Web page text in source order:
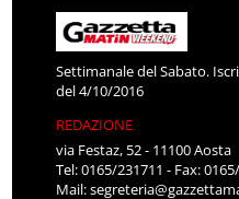
Settimanale del Sabato.
del 4/10/2016
REDAZIONE
via Festaz, 52 - 11100 Aosta
Tel: 0165/231711 - Fax:
Mail: